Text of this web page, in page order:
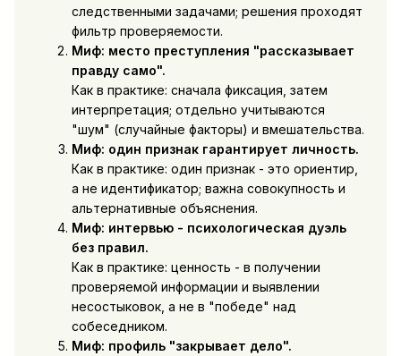
следственными задачами; решения проходят
фильтр проверяемости.
Миф: место преступления "рассказывает
правду само".
Как в практике: сначала фиксация, затем
интерпретация; отдельно учитываются
"шум" (случайные факторы) и вмешательства.
Миф: один признак гарантирует личность.
Как в практике: один признак - это ориентир,
а не идентификатор; важна совокупность и
альтернативные объяснения.
Миф: интервью - психологическая дуэль
без правил.
Как в практике: ценность - в получении
проверяемой информации и выявлении
несостыковок, а не в "победе" над
собеседником.
Миф: профиль "закрывает дело".